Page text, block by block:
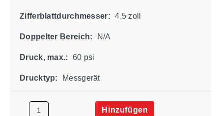
Zifferblattdurchmesser: 4,5 zoll
Doppelter Bereich: N/A
Druck, max.: 60 psi
Drucktyp: Messgerät
Hinzufügen